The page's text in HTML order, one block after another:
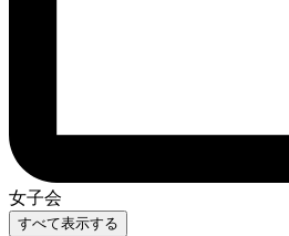
女子会
すべて表示する